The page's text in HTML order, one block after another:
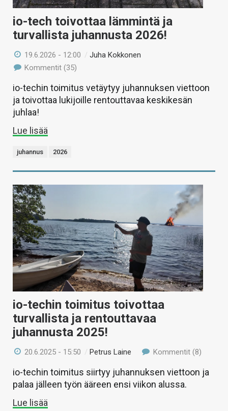
io-tech toivottaa lämmintä ja
turvallista juhannusta 2026!
19.6.2026 - 12:00 /Juha Kokkonen
Kommentit (35)
io-techin toimitus vetäytyy juhannuksen viettoon
ja toivottaa lukijoille rentouttavaa keskikesän
juhlaa!
Lue lisää
juhannus 2026
io-techin toimitus toivottaa
turvallista ja rentouttavaa
juhannusta 2025!
20.6.2025 - 15:50 /Petrus Laine Kommentit (8)
io-techin toimitus siirtyy juhannuksen viettoon ja
palaa jälleen työn ääreen ensi viikon alussa.
Lue lisää